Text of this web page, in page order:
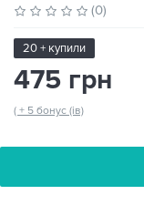
(0)
20 + купили
475 грн
( + 5 бонус (ів)